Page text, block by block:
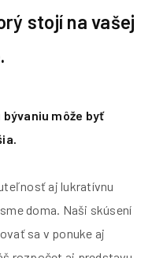
stojí na vašej
môže byť
aj lukratívnu
doma. Naši skúsení
sa v ponuke aj